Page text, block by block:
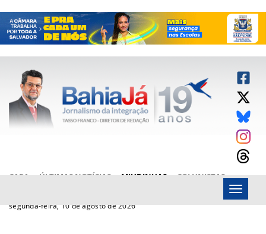
CAPA ÚLTIMAS NOTÍCIAS MIUDINHAS
COLUNISTAS
segunda-feira, 10 de agosto de 2026
Menu